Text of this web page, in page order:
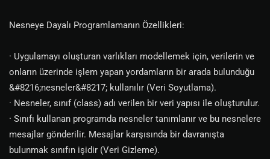
Nesneye Dayalı Programlamanın Özellikleri:
· Uygulamayı oluşturan varlıkları modellemek için, verilerin ve
onların üzerinde işlem yapan yordamların bir arada bulunduğu
&#8216;nesneler&#8217; kullanılır (Veri Soyutlama).
· Nesneler, sınıf (class) adı verilen bir veri yapısı ile oluşturulur.
· Sınıfı kullanan programda nesneler tanımlanır ve bu nesnelere
mesajlar gönderilir. Mesajlar karşısında bir davranışta
bulunmak sınıfın işidir (Veri Gizleme).